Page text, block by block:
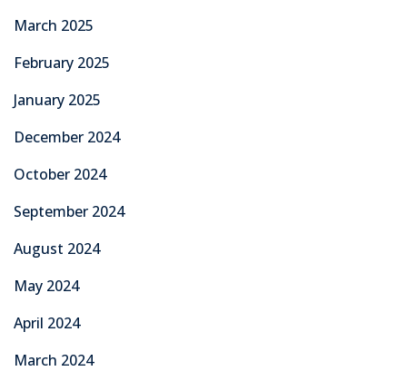
March 2025
February 2025
January 2025
December 2024
October 2024
September 2024
August 2024
May 2024
April 2024
March 2024